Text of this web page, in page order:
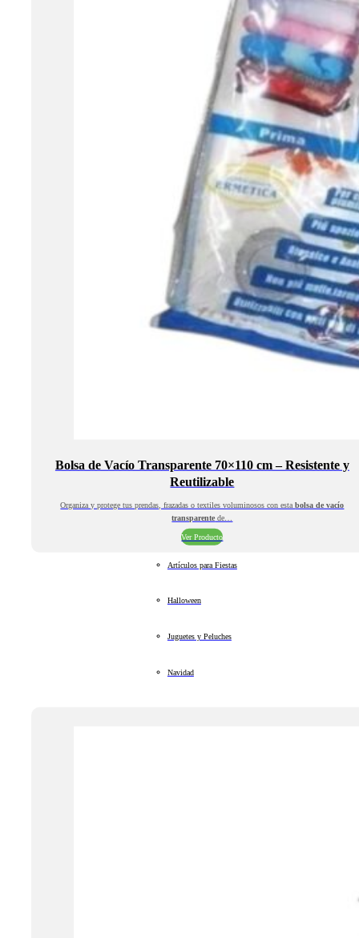
Bolsa de Vacío Transparente 70×110 cm – Resistente y
Reutilizable
Organiza y protege tus prendas, frazadas o textiles voluminosos con estabolsa de vacío
transparente de…
Ver Producto
Artículos para Fiestas
Halloween
Juguetes y Peluches
Navidad